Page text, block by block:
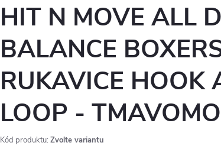
HIT N MOVE ALL
BALANCE
RUKAVICE HOOK
LOOP -
Kód produktu: Zvolte variantu